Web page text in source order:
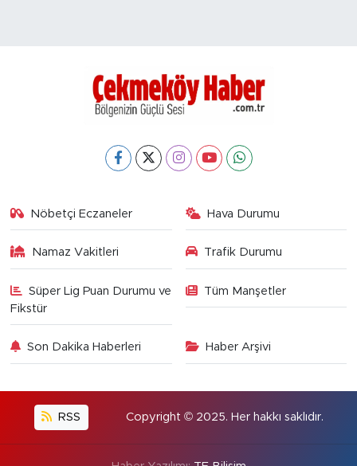
Nöbetçi Eczaneler Hava Durumu
Namaz Vakitleri Trafik Durumu
Süper Lig Puan Durumu ve
Fikstür
Tüm Manşetler
Son Dakika Haberleri Haber Arşivi
RSS Copyright © 2025. Her hakkı saklıdır.